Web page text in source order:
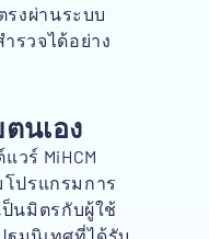
รงผ่านระบบ
รวจได้อย่าง
นเอง
ร์ MiHCM
โปรแกรมการ
นมิตรกับผู้ใช้